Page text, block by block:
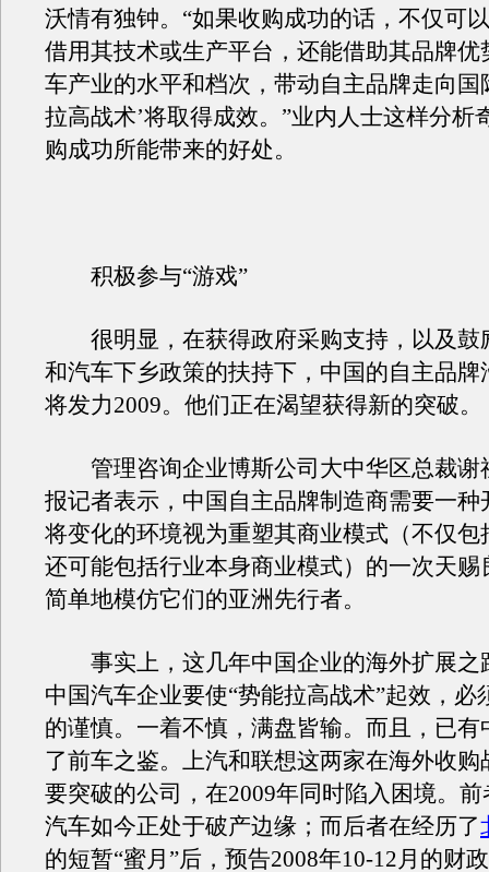
沃情有独钟。“如果收购成功的话，不仅可
借用其技术或生产平台，还能借助其品牌优
车产业的水平和档次，带动自主品牌走向国
拉高战术’将取得成效。”业内人士这样分析
购成功所能带来的好处。
积极参与“游戏”
很明显，在获得政府采购支持，以及鼓
和汽车下乡政策的扶持下，中国的自主品牌
将发力2009。他们正在渴望获得新的突破。
管理咨询企业博斯公司大中华区总裁谢
报记者表示，中国自主品牌制造商需要一种
将变化的环境视为重塑其商业模式（不仅包
还可能包括行业本身商业模式）的一次天赐
简单地模仿它们的亚洲先行者。
事实上，这几年中国企业的海外扩展之
中国汽车企业要使“势能拉高战术”起效，必
的谨慎。一着不慎，满盘皆输。而且，已有
了前车之鉴。上汽和联想这两家在海外收购
要突破的公司，在2009年同时陷入困境。
汽车如今正处于破产边缘；而后者在经历了
的短暂“蜜月”后，预告2008年10-12月的财